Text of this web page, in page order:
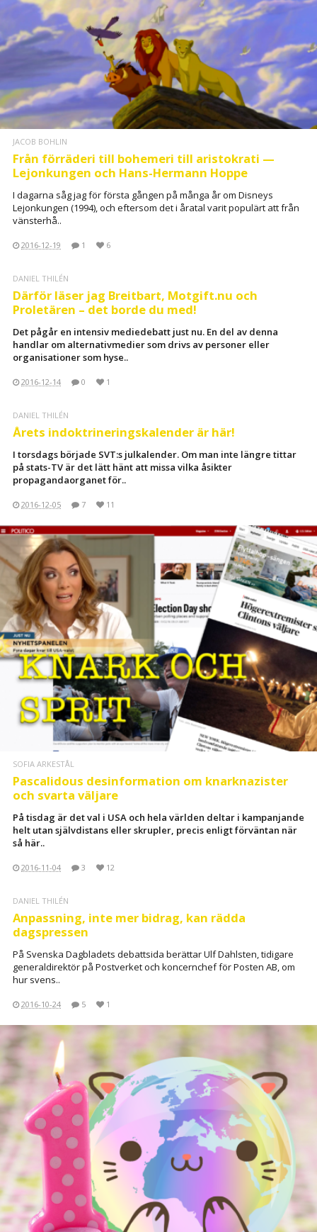
JACOB BOHLIN
Från förräderi till bohemeri till aristokrati —
Lejonkungen och Hans-Hermann Hoppe
I dagarna såg jag för första gången på många år om Disneys
Lejonkungen (1994), och eftersom det i åratal varit populärt att från
vänsterhå..
2016-12-19 1 6
DANIEL THILÉN
Därför läser jag Breitbart, Motgift.nu och
Proletären – det borde du med!
Det pågår en intensiv mediedebatt just nu. En del av denna
handlar om alternativmedier som drivs av personer eller
organisationer som hyse..
2016-12-14 0 1
DANIEL THILÉN
Årets indoktrineringskalender är här!
I torsdags började SVT:s julkalender. Om man inte längre tittar
på stats-TV är det lätt hänt att missa vilka åsikter
propagandaorganet för..
2016-12-05 7 11
SOFIA ARKESTÅL
Pascalidous desinformation om knarknazister
och svarta väljare
På tisdag är det val i USA och hela världen deltar i kampanjande
helt utan självdistans eller skrupler, precis enligt förväntan när
så här..
2016-11-04 3 12
DANIEL THILÉN
Anpassning, inte mer bidrag, kan rädda
dagspressen
På Svenska Dagbladets debattsida berättar Ulf Dahlsten, tidigare
generaldirektör på Postverket och koncernchef för Posten AB, om
hur svens..
2016-10-24 5 1